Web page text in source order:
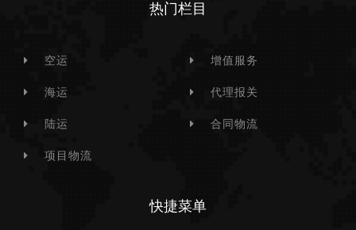
热门栏目
空运
海运
陆运
项目物流
增值服务
代理报关
合同物流
快捷菜单